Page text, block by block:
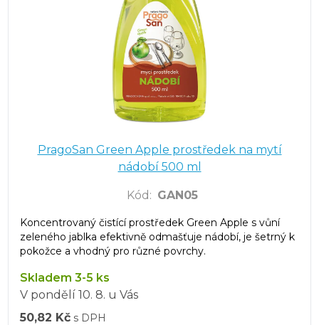
PragoSan Green Apple prostředek na mytí
nádobí 500 ml
Kód : GAN05
Koncentrovaný čistící prostředek Green Apple s vůní
zeleného jablka efektivně odmašťuje nádobí, je šetrný k
pokožce a vhodný pro různé povrchy.
Skladem 3-5 ks
V pondělí 10. 8. u Vás
50,82 Kč s DPH